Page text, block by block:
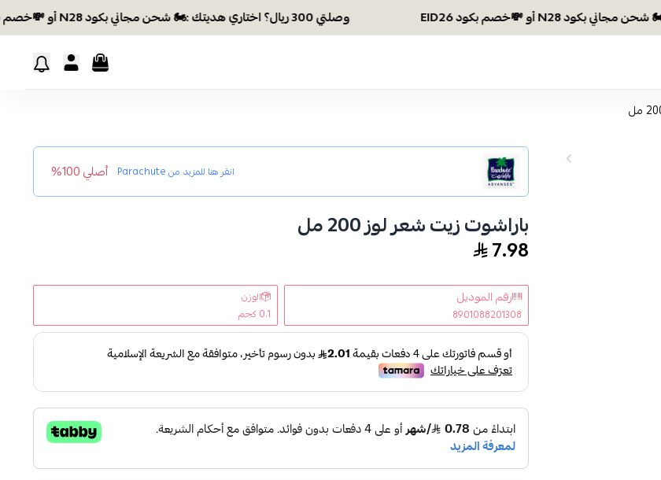
وصلتي 300 ريال؟ اختاري هديتك :🏍 شحن مجاني بكود N28 أو 💸خصم بكود EID26
انقر هنا للمزيد منParachute أصلي 100%
باراشوت زيت شعر لوز 200 مل
7.98
رقم الموديل
8901088201308
الوزن
0.1 كجم